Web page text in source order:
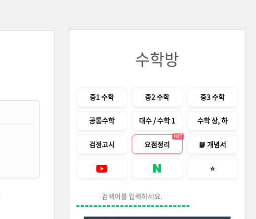
수학방
메뉴중1 수학 중2 수학 중3 수학
공통수학 대수 / 수학 1 수학 상, 하
검정고시
HIT
요점정리 📘 개념서
Youtube 네이버 블로그 즐겨찾기 안내
⭐